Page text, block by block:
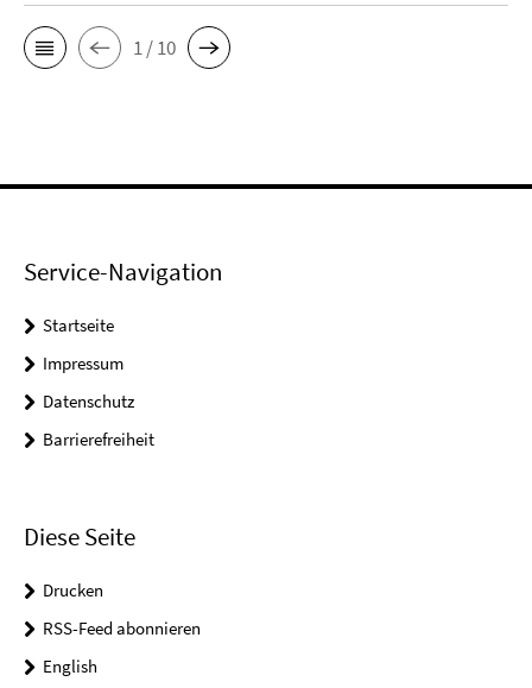
1 / 10
Service-Navigation
Startseite
Impressum
Datenschutz
Barrierefreiheit
Diese Seite
Drucken
RSS-Feed abonnieren
English